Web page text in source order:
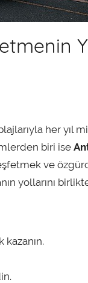
her yıl
biri ise
ve
yollarını